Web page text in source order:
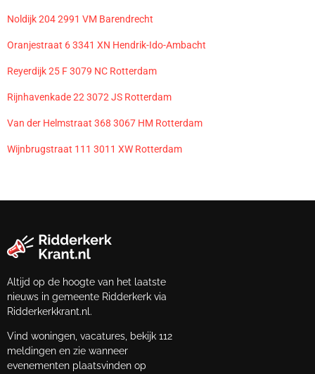
Noldijk 204 2991 VM Barendrecht
Oranjestraat 6 3341 XN Hendrik-Ido-Ambacht
Reyerdijk 25 F 3079 NC Rotterdam
Rijnhavenkade 22 3072 JS Rotterdam
Van der Helmstraat 368 3067 HM Rotterdam
Wijnbrugstraat 111 3011 XW Rotterdam
Altijd op de hoogte van het laatste
nieuws in gemeente Ridderkerk via
Ridderkerkkrant.nl.
Vind woningen, vacatures, bekijk 112
meldingen en zie wanneer
evenementen plaatsvinden op